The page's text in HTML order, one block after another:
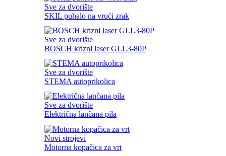
Sve za dvorište
SKIL puhalo na vrući zrak
Sve za dvorište
BOSCH krizni laser GLL3-80P
Sve za dvorište
STEMA autoprikolica
Sve za dvorište
Električna lančana pila
Novi strojevi
Motorna kopačica za vrt